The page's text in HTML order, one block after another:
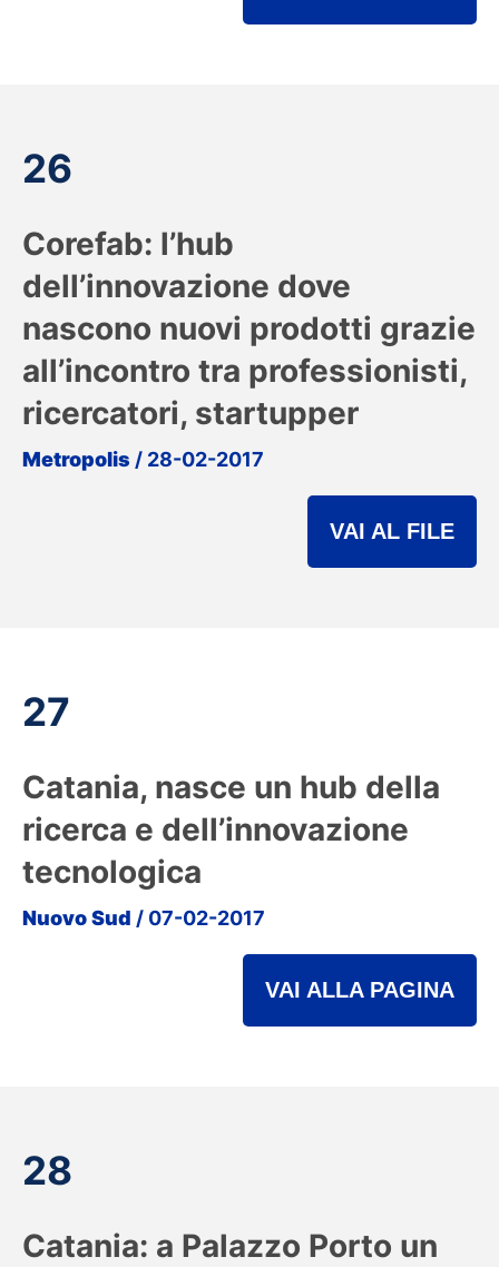
26
Corefab: l’hub
dell’innovazione dove
nascono nuovi prodotti grazie
all’incontro tra professionisti,
ricercatori, startupper
Metropolis / 28-02-2017
VAI AL FILE
27
Catania, nasce un hub della
ricerca e dell’innovazione
tecnologica
Nuovo Sud / 07-02-2017
VAI ALLA PAGINA
28
Catania: a Palazzo Porto un